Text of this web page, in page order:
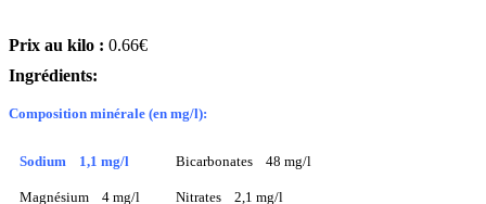
Prix au kilo : 0.66€
Ingrédients:
Composition minérale (en mg/l):
Sodium 1,1 mg/l Bicarbonates 48 mg/l
Magnésium 4 mg/l Nitrates 2,1 mg/l